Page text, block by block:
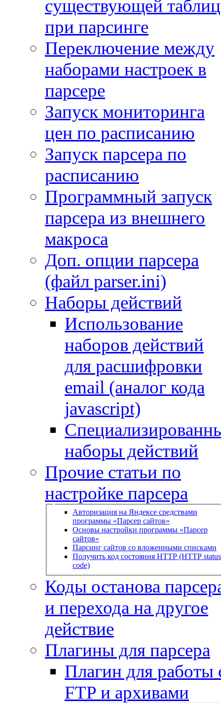
существующей
при парсинге
Переключение между
наборами настроек в
парсере
Запуск мониторинга
цен по расписанию
Запуск парсера по
расписанию
Программный запуск
парсера из внешнего
макроса
Доп. опции парсера
(файл parser.ini)
Наборы действий
Использование
наборов действий
для расшифровки
email (аналог кода
javascript)
наборы действий
Прочие статьи по
настройке парсера
Авторизация на Яндексе средствами
программы «Парсер сайтов»
Основы настройки программы «Парсер
сайтов»
Парсинг сайтов со вложенными списками
Получить код состояния HTTP (HTTP status
code)
Коды останова
и перехода на другое
действие
Плагины для парсера
Плагин для работы
FTP и архивами